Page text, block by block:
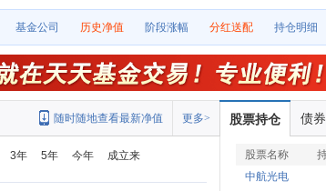
基金公司 历史净值 阶段涨幅 分红送配 持仓明细
更多>
随时随地查看最新净值
3年 5年 今年 成立来
股票持仓 债
股票名称
中航光电